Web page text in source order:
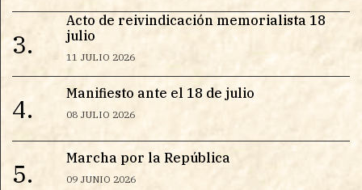
3.
Acto de reivindicación memorialista 18
julio
11 JULIO 2026
4.
Manifiesto ante el 18 de julio
08 JULIO 2026
5.
Marcha por la República
09 JUNIO 2026